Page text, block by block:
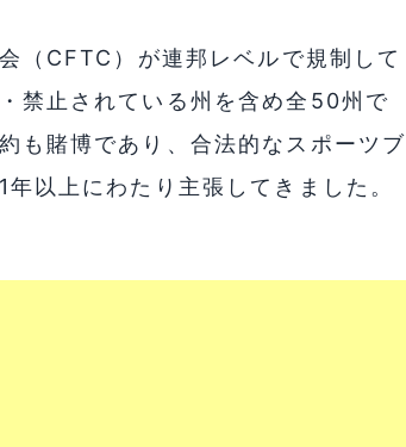
（CFTC）が連邦レベルで規制して
禁止されている州を含め全50州で
も賭博であり、合法的なスポーツブ
以上にわたり主張してきました。